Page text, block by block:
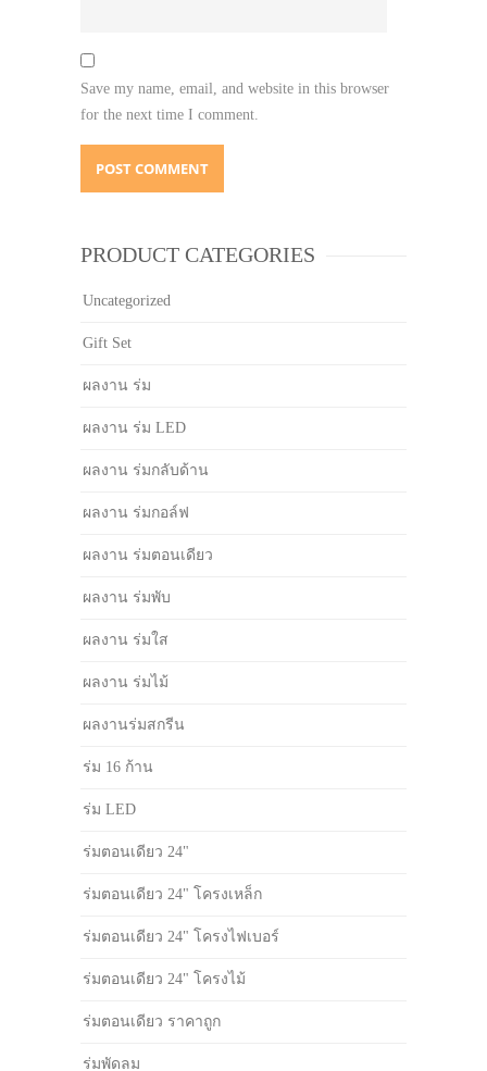
Save my name, email, and website in this browser
for the next time I comment.
PRODUCT CATEGORIES
Uncategorized
Gift Set
ผลงาน ร่ม
ผลงาน ร่ม LED
ผลงาน ร่มกลับด้าน
ผลงาน ร่มกอล์ฟ
ผลงาน ร่มตอนเดียว
ผลงาน ร่มพับ
ผลงาน ร่มใส
ผลงาน ร่มไม้
ผลงานร่มสกรีน
ร่ม 16 ก้าน
ร่ม LED
ร่มตอนเดียว 24"
ร่มตอนเดียว 24" โครงเหล็ก
ร่มตอนเดียว 24" โครงไฟเบอร์
ร่มตอนเดียว 24" โครงไม้
ร่มตอนเดียว ราคาถูก
ร่มพัดลม